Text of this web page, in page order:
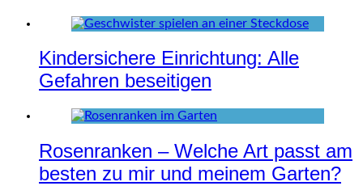
Kindersichere Einrichtung: Alle
Gefahren beseitigen
Rosenranken – Welche Art passt am
besten zu mir und meinem Garten?